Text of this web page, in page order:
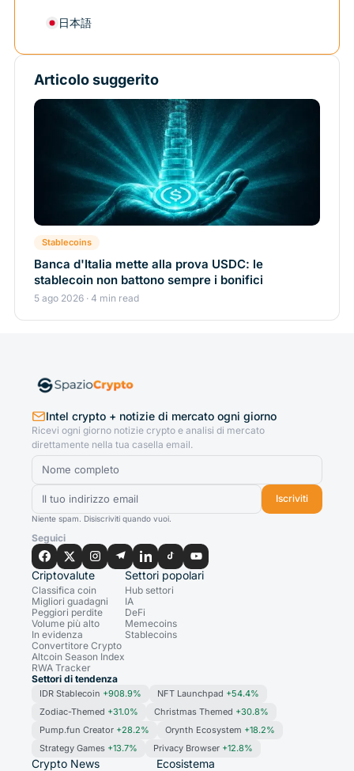
日本語
Articolo suggerito
Stablecoins
Banca d'Italia mette alla prova USDC: le
stablecoin non battono sempre i bonifici
5 ago 2026 · 4 min read
Intel crypto + notizie di mercato ogni giorno
Ricevi ogni giorno notizie crypto e analisi di mercato
direttamente nella tua casella email.
Iscriviti
Niente spam. Disiscriviti quando vuoi.
Seguici
Criptovalute
Classifica coin
Migliori guadagni
Peggiori perdite
Volume più alto
In evidenza
Convertitore Crypto
Altcoin Season Index
RWA Tracker
Settori popolari
Hub settori
IA
DeFi
Memecoins
Stablecoins
Settori di tendenza
IDR Stablecoin +908.9% NFT Launchpad +54.4%
Zodiac-Themed +31.0% Christmas Themed +30.8%
Pump.fun Creator +28.2% Orynth Ecosystem +18.2%
Strategy Games +13.7% Privacy Browser +12.8%
Crypto News Ecosistema